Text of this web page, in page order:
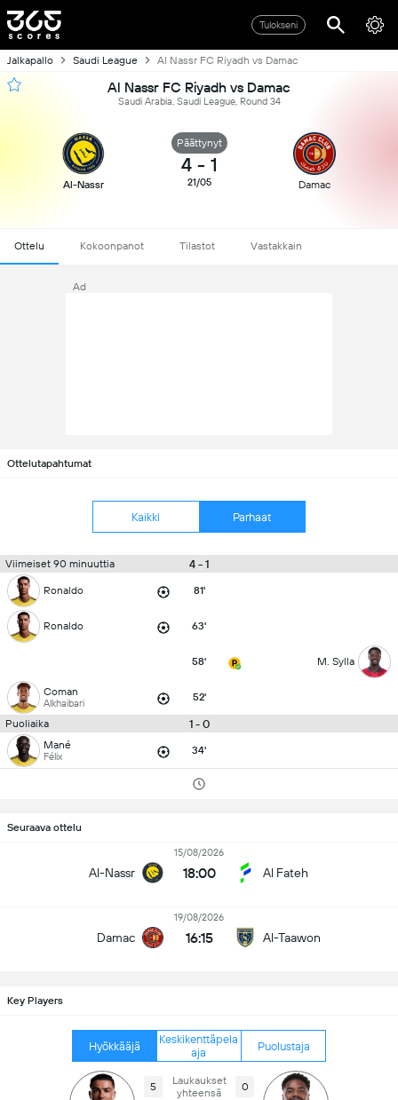
Tulokseni
Jalkapallo Saudi League Al Nassr FC Riyadh vs Damac
Al Nassr FC Riyadh vs Damac
Saudi Arabia, Saudi League, Round 34
Al-Nassr
Päättynyt
4 - 1
21/05 Damac
Ottelu Kokoonpanot Tilastot Vastakkain
Ad
Ottelutapahtumat
Kaikki Parhaat
Viimeiset 90 minuuttia 4 - 1
Ronaldo 81'
Ronaldo 63'
58' M. Sylla
Coman
Alkhaibari 52'
Puoliaika 1 - 0
Mané
Félix 34'
Seuraava ottelu
Al-Nassr
15/08/2026
18:00 Al Fateh
Damac
19/08/2026
16:15 Al-Taawon
Key Players
Hyökkääjä
Keskikenttäpela
aja
Puolustaja
5
Laukaukset
yhteensä
0